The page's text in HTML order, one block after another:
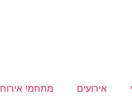
אירועים מתחמי אירוח